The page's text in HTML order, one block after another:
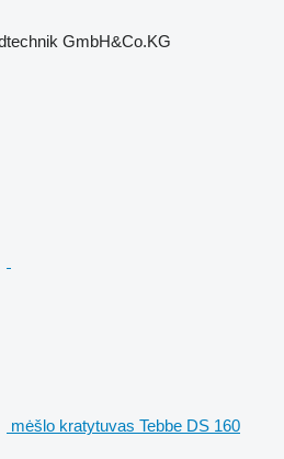
GmbH&Co.KG
mėšlo kratytuvas Tebbe DS 160